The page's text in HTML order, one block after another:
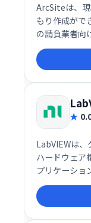
ArcSiteは、
もり作成がで
の請負業者向
実現します。
LabVIEWは、
ハードウェア
プリケーショ
す。様々な
の表示、デー
設計を容易